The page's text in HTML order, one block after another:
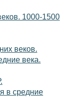
1000-1500
веков.
века.
в средние